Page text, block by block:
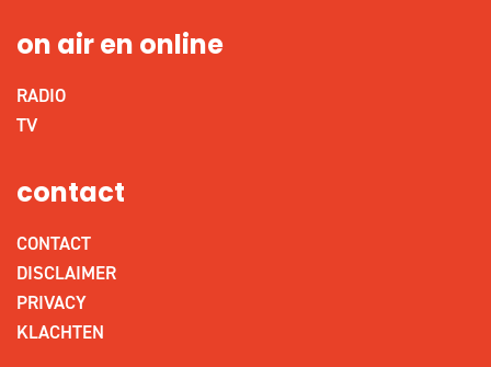
on air en online
RADIO
TV
contact
CONTACT
DISCLAIMER
PRIVACY
KLACHTEN